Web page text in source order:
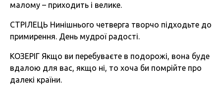
малому – приходить і велике.
СТРІЛЕЦЬ Нинішнього четверга творчо підходьте до
примирення. День мудрої радості.
КОЗЕРІГ Якщо ви перебуваєте в подорожі, вона буде
вдалою для вас, якщо ні, то хоча би помрійте про
далекі країни.